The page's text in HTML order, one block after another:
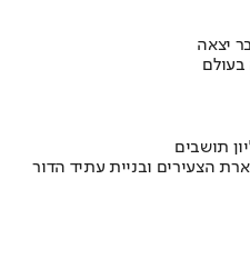
יצאה
בעולם
הצעירים ובניית עתיד הדור